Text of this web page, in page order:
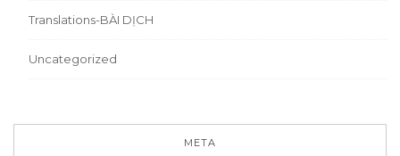
Translations-BÀI DỊCH
Uncategorized
META